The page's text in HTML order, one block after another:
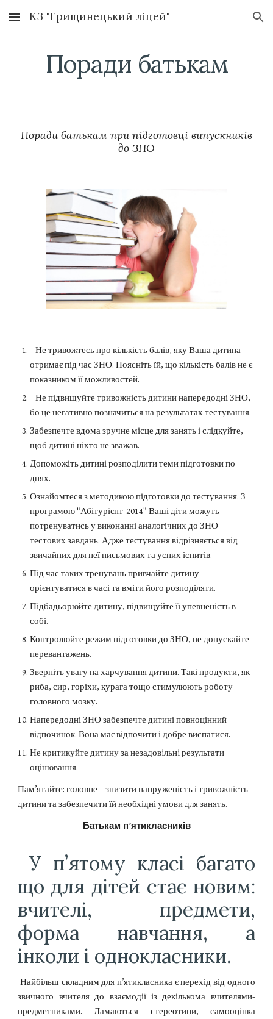
Skip to main content Skip to navigation
КЗ "Грищинецький ліцей"
Поради батькам
Поради батькам при підготовці випускників
до ЗНО
Не тривожтесь про кількість балів, яку Ваша дитина
отримає під час ЗНО. Поясніть їй, що кількість балів не є
показником її можливостей.
Не підвищуйте тривожність дитини напередодні ЗНО,
бо це негативно позначиться на результатах тестування.
Забезпечте вдома зручне місце для занять і слідкуйте,
щоб дитині ніхто не зважав.
Допоможіть дитині розподілити теми підготовки по
днях.
Ознайомтеся з методикою підготовки до тестування. З
програмою "Абітурієнт-2014" Ваші діти можуть
потренуватись у виконанні аналогічних до ЗНО
тестових завдань. Адже тестування відрізняється від
звичайних для неї письмових та усних іспитів.
Під час таких тренувань привчайте дитину
орієнтуватися в часі та вміти його розподіляти.
Підбадьорюйте дитину, підвищуйте її упевненість в
собі.
Контролюйте режим підготовки до ЗНО, не допускайте
перевантажень.
Зверніть увагу на харчування дитини. Такі продукти, як
риба, сир, горіхи, курага тощо стимулюють роботу
головного мозку.
Напередодні ЗНО забезпечте дитині повноцінний
відпочинок. Вона має відпочити і добре виспатися.
Не критикуйте дитину за незадовiльнi результати
оцінювання.
Пам’ятайте: головне – знизити напруженість і тривожність
дитини та забезпечити їй необхідні умови для занять.
Батькам п’ятикласників
У п’ятому класі багато
що для дітей стає новим:
вчителі, предмети,
форма навчання, а
інколи і однокласники.
Найбільш складним для п’ятикласника є перехід від одного
звичного вчителя до взаємодії із декількома вчителями-
предметниками. Ламаються стереотипи, самооцінка